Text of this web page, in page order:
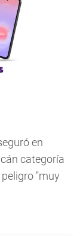
en
categoría
"muy